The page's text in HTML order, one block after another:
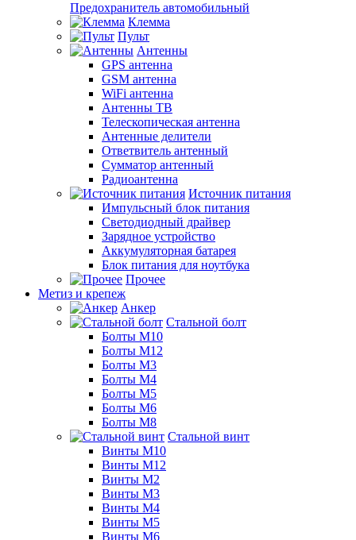
Предохранитель автомобильный
Клемма
Пульт
Антенны
GPS антенна
GSM антенна
WiFi антенна
Антенны ТВ
Телескопическая антенна
Антенные делители
Ответвитель антенный
Сумматор антенный
Радиоантенна
Источник питания
Импульсный блок питания
Светодиодный драйвер
Зарядное устройство
Аккумуляторная батарея
Блок питания для ноутбука
Прочее
Метиз и крепеж
Анкер
Стальной болт
Болты М10
Болты М12
Болты М3
Болты М4
Болты М5
Болты М6
Болты М8
Стальной винт
Винты М10
Винты М12
Винты М2
Винты М3
Винты М4
Винты М5
Винты М6